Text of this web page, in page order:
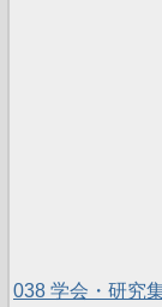
038 学会・研究